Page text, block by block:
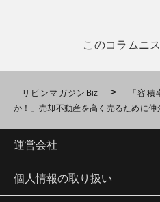
このコラムニ
リビンマガジンBiz >
「容
か！」売却不動産を高く売るために
運営会社
個人情報の取り扱い